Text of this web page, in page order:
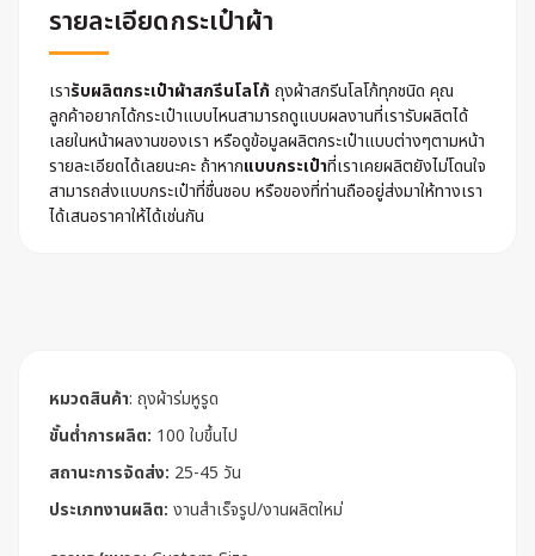
รายละเอียดกระเป๋าผ้า
เรารับผลิตกระเป๋าผ้าสกรีนโลโก้ ถุงผ้าสกรีนโลโก้ทุกชนิด คุณ
ลูกค้าอยากได้กระเป๋าแบบไหนสามารถดูแบบผลงานที่เรารับผลิตได้
เลยในหน้าผลงานของเรา หรือดูข้อมูลผลิตกระเป๋าแบบต่างๆตามหน้า
รายละเอียดได้เลยนะคะ ถ้าหากแบบกระเป๋าที่เราเคยผลิตยังไม่โดนใจ
สามารถส่งแบบกระเป๋าที่ชื่นชอบ หรือของที่ท่านถืออยู่ส่งมาให้ทางเรา
ได้เสนอราคาให้ได้เช่นกัน
หมวดสินค้า: ถุงผ้าร่มหูรูด
ขั้นต่ำการผลิต: 100 ใบขึ้นไป
สถานะการจัดส่ง: 25-45 วัน
ประเภทงานผลิต: งานสำเร็จรูป/งานผลิตใหม่